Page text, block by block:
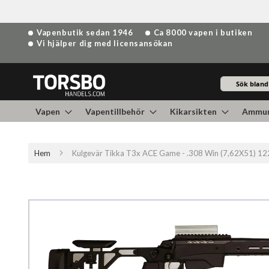
Hoppa
till
Vapenbutik sedan 1946
Ca 8000 vapen i butiken
Vi hjälper dig med licensansökan
Vapen Vapentillbehör Kikarsikten
Hem Kulgevär Tikka T3x ACE Game - .308 Win (7,62X51)
bildgalleriet